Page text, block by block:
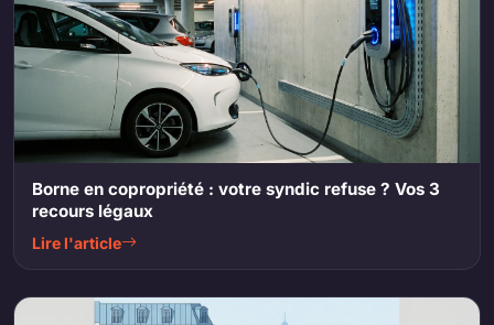
Borne en copropriété : votre syndic refuse ? Vos 3
recours légaux
Lire l'article